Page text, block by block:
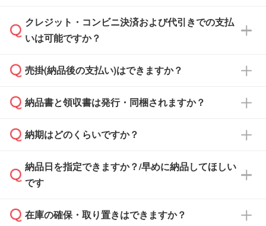
通常、翌営業日までにお送りしております。混
雑状況によっては、お時間をいただくこともご
依頼いただいた場合は、翌営業日以降のご連絡
クレジット・コンビニ決済および代引きでの支払
いは可能ですか？
銀行振込のみのご対応となります。
売掛(納品後の支払い)はできますか？
基本的には先入金をお願いしておりますが、自
どの場合は、月末締め翌月末払いに対応可能で
また、卒業・卒園記念品で対策委員会や個人様
校や幼稚園・保育園であれば、同様の条件でご
納品書と領収書は発行・同梱されますか？
納品書・領収書は ご依頼をいただいた場合の
ず、通常はPDFデータをメール添付でお送りし
ます。
たは注文フォームの『ご注文に関する備考欄』
納期はどのくらいですか？
・印刷する場合(500個程度)
ご入金、イメージ画像の校了から約2週間～2
納品日を指定できますか？/早めに納品してほしい
です
ご希望の納期がある場合は、お問い合わせ・お
在庫の確保・取り置きはできますか？